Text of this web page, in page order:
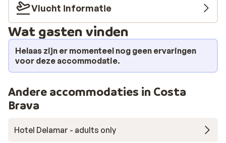
je ook nog eens genieten van een leuke show. Een lekker
drankje is natuurlijk essentieel en daarvoor wordt
gezorgd bij de bar van het hotel. Aan het einde van een
heerlijke vakantiedag staat er een buffet voor je klaar,
heerlijk om niet te hoeven koken! Heb je overdag trek,
kies dan wat uit bij de snackbar, dat smaakt altijd goed.
Vlucht informatie
Wat gasten vinden
Helaas zijn er momenteel nog geen ervaringen
voor deze accommodatie.
Andere accommodaties in Costa
Brava
Hotel Delamar - adults only